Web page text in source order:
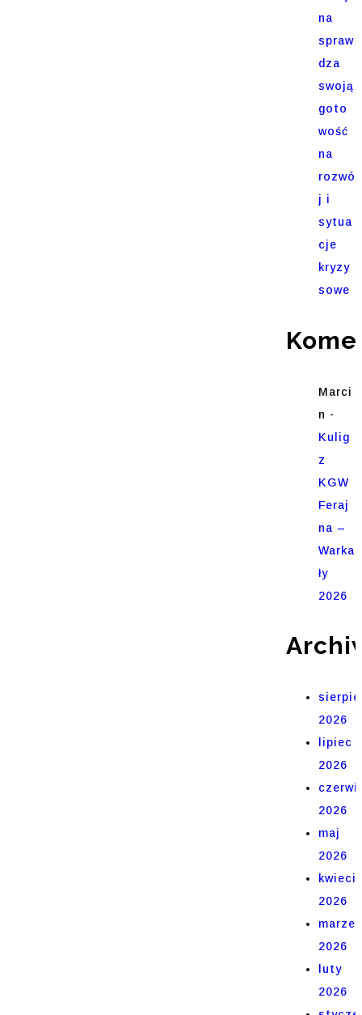
na
spraw
dza
swoją
goto
wość
na
rozwó
j i
sytua
cje
kryzy
sowe
Marci
n -
Kulig
z
KGW
Feraj
na –
Warka
ły
2026
2026
lipiec
2026
2026
maj
2026
2026
marzec
2026
luty
2026